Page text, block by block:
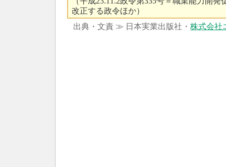
改正する政令ほか）
出典・文責 ≫ 日本実業出版社・ 株式会社